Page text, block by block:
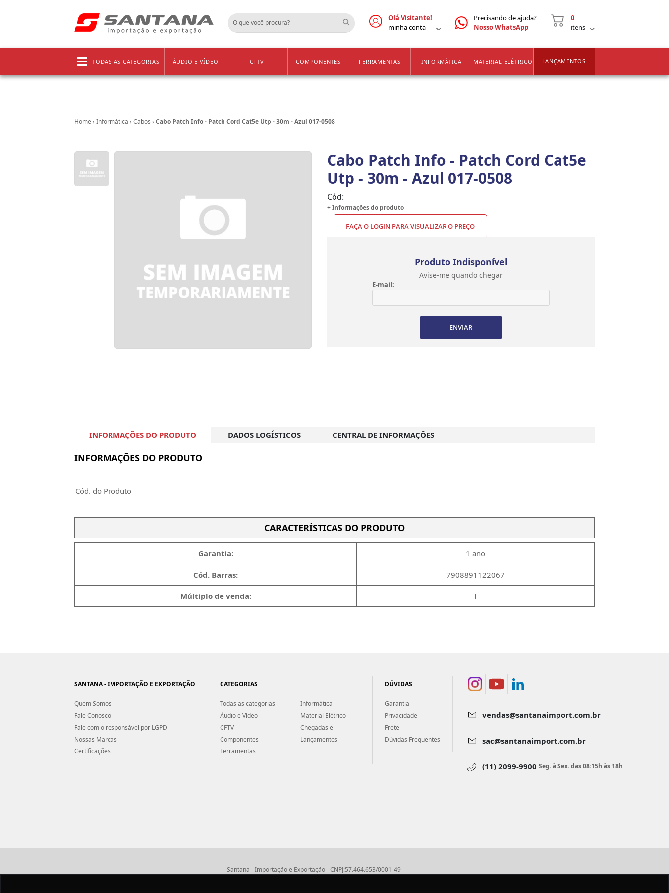
Olá Visitante!
minha conta
Precisando de ajuda?
Nosso WhatsApp
0
itens
TODAS AS CATEGORIAS ÁUDIO E VÍDEO CFTV COMPONENTES FERRAMENTAS INFORMÁTICA MATERIAL ELÉTRICO LANÇAMENTOS
Home › Informática › Cabos › Cabo Patch Info - Patch Cord Cat5e Utp - 30m - Azul 017-0508
Cabo Patch Info - Patch Cord Cat5e
Utp - 30m - Azul 017-0508
Cód:
+ Informações do produto
FAÇA O LOGIN PARA VISUALIZAR O PREÇO
Produto Indisponível
Avise-me quando chegar
E-mail:
ENVIAR
INFORMAÇÕES DO PRODUTO DADOS LOGÍSTICOS CENTRAL DE INFORMAÇÕES
INFORMAÇÕES DO PRODUTO
Cód. do Produto
CARACTERÍSTICAS DO PRODUTO
Garantia: 1 ano
Cód. Barras: 7908891122067
Múltiplo de venda: 1
SANTANA - IMPORTAÇÃO E EXPORTAÇÃO
Quem Somos
Fale Conosco
Fale com o responsável por LGPD
Nossas Marcas
Certificações
CATEGORIAS
Todas as categorias
Áudio e Vídeo
CFTV
Componentes
Ferramentas
Informática
Material Elétrico
Chegadas e
Lançamentos
DÚVIDAS
Garantia
Privacidade
Frete
Dúvidas Frequentes
vendas@santanaimport.com.br
sac@santanaimport.com.br
(11) 2099-9900 Seg. à Sex. das 08:15h às 18h
Santana - Importação e Exportação - CNPJ:57.464.653/0001-49